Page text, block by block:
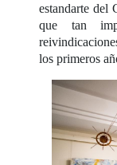
estandarte del
que tan
los primeros